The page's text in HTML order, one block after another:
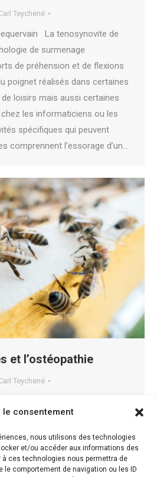
le consentement
nous utilisons des technologies
et/ou accéder aux informations des
à ces technologies nous permettra de
le comportement de navigation ou les ID
Teychené
La tenosynovite de
de surmenage
de préhension et de flexions
poignet réalisés dans certaines
loisirs mais aussi certaines
les informaticiens ou les
spécifiques qui peuvent
comprennent l’essorage d’un…
et l’ostéopathie
Teychené
son en l’absence de stimuli
correspondants. Il existe une
subjectifs et
subjectif (somatique) est un